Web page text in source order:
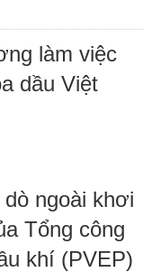
làm việc
dầu Việt
ngoài khơi
Tổng công
khí (PVEP)